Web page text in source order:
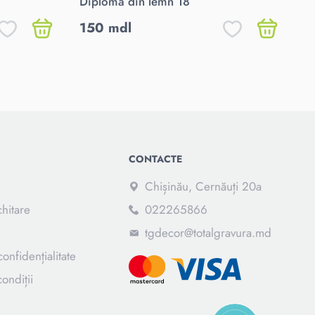
150 mdl
CONTACTE
Chișinău, Cernăuți 20a
022265866
tgdecor@totalgravura.md